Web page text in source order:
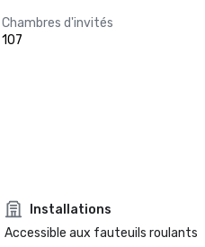
Chambres d'invités
107
Installations
Accessible aux fauteuils roulants